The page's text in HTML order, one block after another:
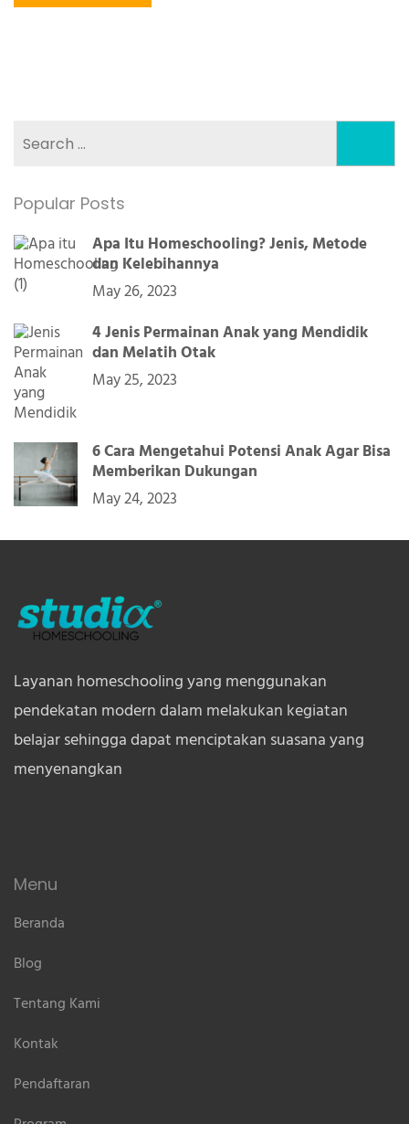
Popular Posts
Apa Itu Homeschooling? Jenis, Metode
dan Kelebihannya
May 26, 2023
4 Jenis Permainan Anak yang Mendidik
dan Melatih Otak
May 25, 2023
6 Cara Mengetahui Potensi Anak Agar Bisa
Memberikan Dukungan
May 24, 2023
Layanan homeschooling yang menggunakan
pendekatan modern dalam melakukan kegiatan
belajar sehingga dapat menciptakan suasana yang
menyenangkan
Menu
Beranda
Blog
Tentang Kami
Kontak
Pendaftaran